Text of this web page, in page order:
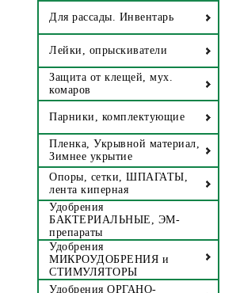
Для рассады. Инвентарь
Лейки, опрыскиватели
Защита от клещей, мух.
комаров
Парники, комплектующие
Пленка, Укрывной материал,
Зимнее укрытие
Опоры, сетки, ШПАГАТЫ,
лента киперная
Удобрения
БАКТЕРИАЛЬНЫЕ, ЭМ-
препараты
Удобрения
МИКРОУДОБРЕНИЯ и
СТИМУЛЯТОРЫ
Удобрения ОРГАНО-